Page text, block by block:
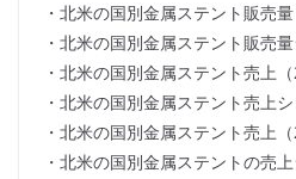
・北米の国別金属ステント販売
・北米の国別金属ステント販売
・北米の国別金属ステント売上
・北米の国別金属ステント売上
・北米の国別金属ステント売上
・北米の国別金属ステントの売